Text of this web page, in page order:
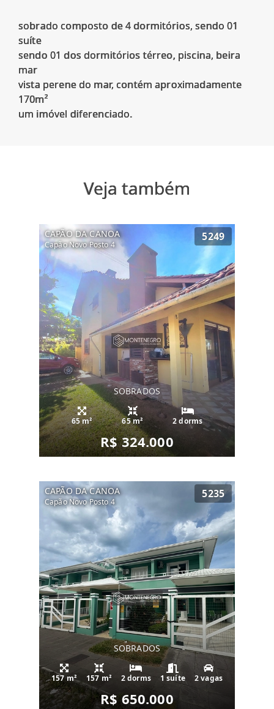
sobrado composto de 4 dormitórios, sendo 01
suíte
sendo 01 dos dormitórios térreo, piscina, beira
mar
vista perene do mar, contém aproximadamente
170m²
Veja também
CAPÃO DA CANOA
Capão Novo Posto 4
5249
SOBRADOS
65 m² 65 m² 2 dorms
R$ 324.000
CAPÃO DA CANOA
Capão Novo Posto 4
5235
SOBRADOS
157 m² 157 m² 2 dorms 1 suíte 2 vagas
R$ 650.000